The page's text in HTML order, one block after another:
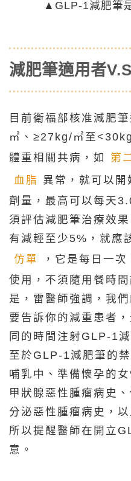
▲GLP-1減肥筆
減肥筆適用者
目前衛福部核准減肥
㎡、≥27kg/㎡至
體重相關共病，如
第
血脂 異常，就可以開
劑量，最高可以每天
須評估減肥筆治療效
有減輕至少5%，就應
仿單
，它是每日一
使用，不須隨用餐時
是，雷醫師強調，我
要告訴你的減重患者
同的時間注射GLP-1減
至於GLP-1減肥筆的
哺乳中、準備懷孕的
甲狀腺惡性腫瘤病史
分泌惡性腫瘤病史，
所以提醒醫師在開立
意。